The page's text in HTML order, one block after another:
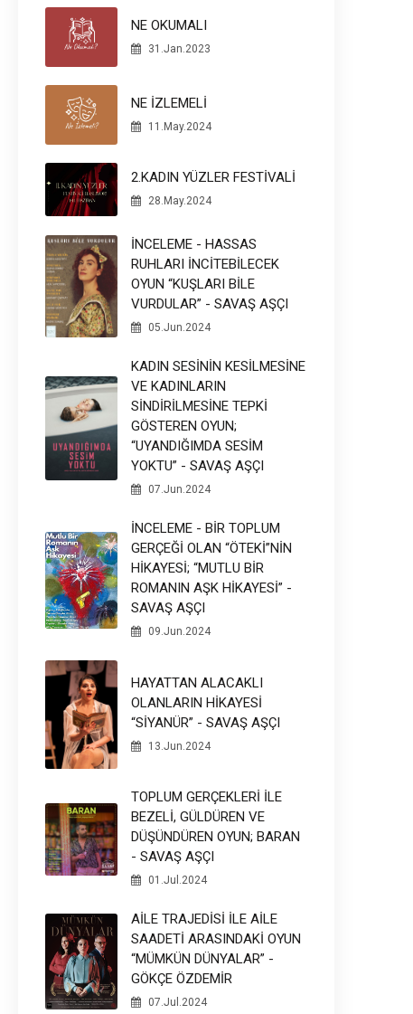
NE OKUMALI
31.Jan.2023
NE İZLEMELİ
11.May.2024
2.KADIN YÜZLER FESTİVALİ
28.May.2024
İNCELEME - HASSAS
RUHLARI İNCİTEBİLECEK
OYUN “KUŞLARI BİLE
VURDULAR” - SAVAŞ AŞÇI
05.Jun.2024
KADIN SESİNİN KESİLMESİNE
VE KADINLARIN
SİNDİRİLMESİNE TEPKİ
GÖSTEREN OYUN;
“UYANDIĞIMDA SESİM
YOKTU” - SAVAŞ AŞÇI
07.Jun.2024
İNCELEME - BİR TOPLUM
GERÇEĞİ OLAN “ÖTEKİ”NİN
HİKAYESİ; “MUTLU BİR
ROMANIN AŞK HİKAYESİ” -
SAVAŞ AŞÇI
09.Jun.2024
HAYATTAN ALACAKLI
OLANLARIN HİKAYESİ
“SİYANÜR” - SAVAŞ AŞÇI
13.Jun.2024
TOPLUM GERÇEKLERİ İLE
BEZELİ, GÜLDÜREN VE
DÜŞÜNDÜREN OYUN; BARAN
- SAVAŞ AŞÇI
01.Jul.2024
AİLE TRAJEDİSİ İLE AİLE
SAADETİ ARASINDAKİ OYUN
“MÜMKÜN DÜNYALAR” -
GÖKÇE ÖZDEMİR
07.Jul.2024